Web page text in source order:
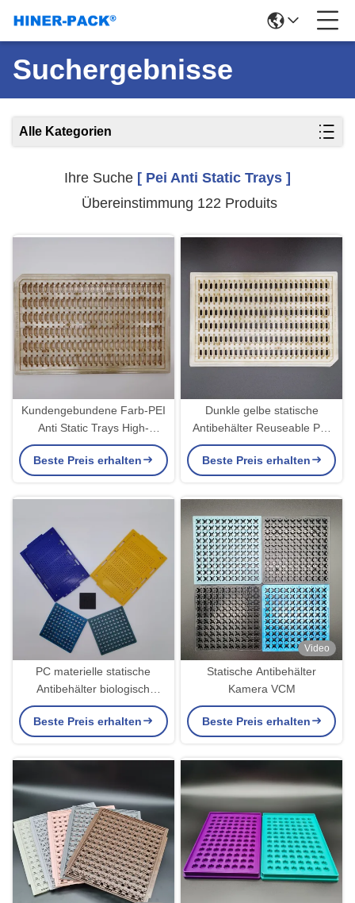
Suchergebnisse
Alle Kategorien
Ihre Suche [ Pei Anti Static Trays ]
Übereinstimmung 122 Produits
Kundengebundene Farb-PEI
Anti Static Trays High-
Temperatur 180 Grad
Beste Preis erhalten
Dunkle gelbe statische
Antibehälter Reuseable PEI
ESD für IC-Verbindungsstück
Beste Preis erhalten
PC materielle statische
Antibehälter biologisch
abbaubar für IC-Teile
Beste Preis erhalten
Video
Statische Antibehälter
Kamera VCM
Beste Preis erhalten